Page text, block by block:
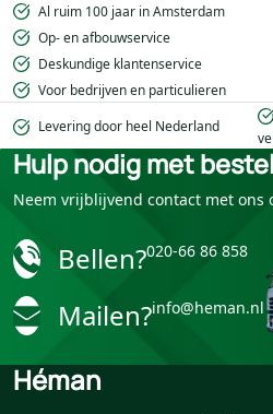
Al ruim 100 jaar in Amsterdam
Op- en afbouwservice
Deskundige klantenservice
Voor bedrijven en particulieren
Levering door heel Nederland
Hulp nodig met
Neem vrijblijvend contact met ons
Bellen?020-66 86 858
Mailen?info@heman.nl
Héman